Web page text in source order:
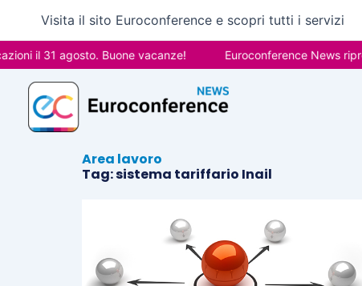
contenuto
Visita il sito Euroconference e scopri tutti i servizi
il 31 agosto. Buone vacanze! Euroconference News
Area lavoro
Tag: sistema tariffario Inail